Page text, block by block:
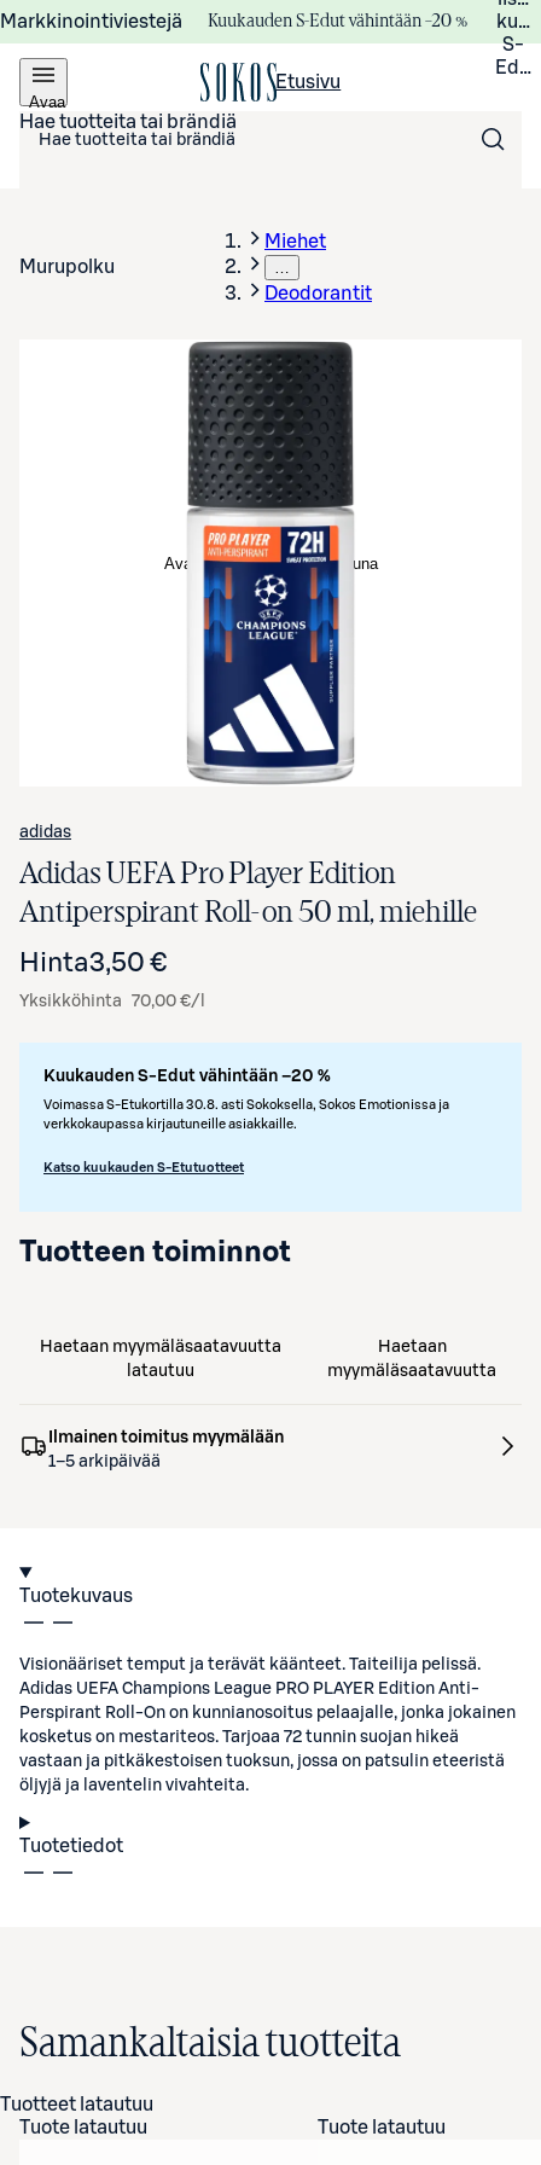
Markkinointiviestejä Kuukauden S-Edut vähintään –20 %
S-
Avaa
valikko
Etusivu
Hae tuotteita tai brändiä
Murupolku
Miehet
…
Deodorantit
Avaa tuotekuva suurennettuna
adidas
Adidas UEFA Pro Player Edition
Antiperspirant Roll-on 50 ml, miehille
Hinta3,50 €
Yksikköhinta 70,00 €/l
Kuukauden S-Edut vähintään –20 %
Voimassa S-Etukortilla 30.8. asti Sokoksella, Sokos Emotionissa ja
verkkokaupassa kirjautuneille asiakkaille.
Katso kuukauden S-Etutuotteet
Tuotteen toiminnot
Haetaan myymäläsaatavuutta
latautuu
Haetaan
myymäläsaatavuutta
Ilmainen toimitus myymälään
1–5 arkipäivää
Tuotekuvaus
Visionääriset temput ja terävät käänteet. Taiteilija pelissä.
Adidas UEFA Champions League PRO PLAYER Edition Anti-
Perspirant Roll-On on kunnianosoitus pelaajalle, jonka jokainen
kosketus on mestariteos. Tarjoaa 72 tunnin suojan hikeä
vastaan ja pitkäkestoisen tuoksun, jossa on patsulin eteeristä
öljyjä ja laventelin vivahteita.
Tuotetiedot
Samankaltaisia tuotteita
Tuotteet latautuu
Tuote latautuu
Tuote latautuu